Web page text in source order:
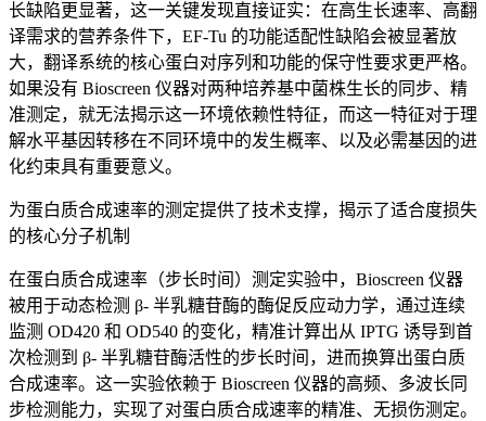
长缺陷更显著，这一关键发现直接证实：在高生长速率、高翻
译需求的营养条件下，EF-Tu 的功能适配性缺陷会被显著放
大，翻译系统的核心蛋白对序列和功能的保守性要求更严格。
如果没有 Bioscreen 仪器对两种培养基中菌株生长的同步、精
准测定，就无法揭示这一环境依赖性特征，而这一特征对于理
解水平基因转移在不同环境中的发生概率、以及必需基因的进
化约束具有重要意义。
为蛋白质合成速率的测定提供了技术支撑，揭示了适合度损失
的核心分子机制
在蛋白质合成速率（步长时间）测定实验中，Bioscreen 仪器
被用于动态检测 β- 半乳糖苷酶的酶促反应动力学，通过连续
监测 OD420 和 OD540 的变化，精准计算出从 IPTG 诱导到首
次检测到 β- 半乳糖苷酶活性的步长时间，进而换算出蛋白质
合成速率。这一实验依赖于 Bioscreen 仪器的高频、多波长同
步检测能力，实现了对蛋白质合成速率的精准、无损伤测定。